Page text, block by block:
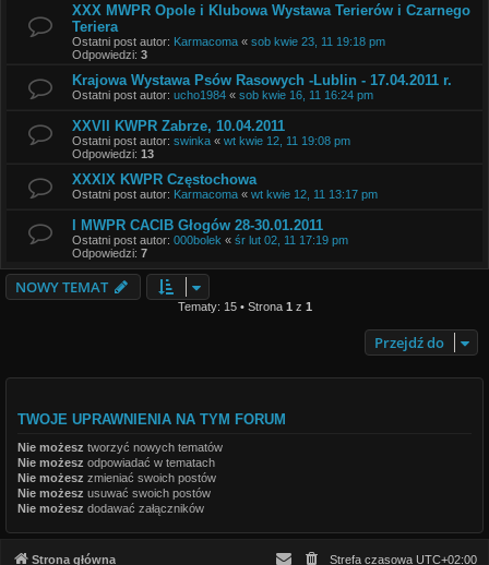
XXX MWPR Opole i Klubowa Wystawa Terierów i Czarnego
Teriera
Ostatni post autor: Karmacoma « sob kwie 23, 11 19:18 pm
Odpowiedzi: 3
Krajowa Wystawa Psów Rasowych -Lublin - 17.04.2011 r.
Ostatni post autor: ucho1984 « sob kwie 16, 11 16:24 pm
XXVII KWPR Zabrze, 10.04.2011
Ostatni post autor: swinka « wt kwie 12, 11 19:08 pm
Odpowiedzi: 13
XXXIX KWPR Częstochowa
Ostatni post autor: Karmacoma « wt kwie 12, 11 13:17 pm
I MWPR CACIB Głogów 28-30.01.2011
Ostatni post autor: 000bolek « śr lut 02, 11 17:19 pm
Odpowiedzi: 7
NOWY TEMAT
Tematy: 15 • Strona 1 z 1
Przejdź do
TWOJE UPRAWNIENIA NA TYM FORUM
Nie możesz tworzyć nowych tematów
Nie możesz odpowiadać w tematach
Nie możesz zmieniać swoich postów
Nie możesz usuwać swoich postów
Nie możesz dodawać załączników
Strona główna Strefa czasowa UTC+02:00